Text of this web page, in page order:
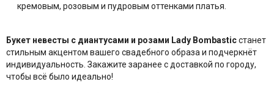
кремовым, розовым и пудровым оттенками платья.
Букет невесты с диантусами и розами Lady Bombasticстанет
стильным акцентом вашего свадебного образа и подчеркнёт
индивидуальность. Закажите заранее с доставкой по городу,
чтобы всё было идеально!